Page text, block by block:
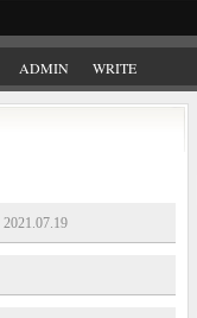
ADMIN WRITE
2021.07.19